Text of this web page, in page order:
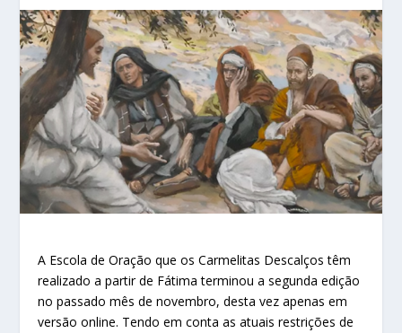
A Escola de Oração que os Carmelitas Descalços têm
realizado a partir de Fátima terminou a segunda edição
no passado mês de novembro, desta vez apenas em
versão online. Tendo em conta as atuais restrições de